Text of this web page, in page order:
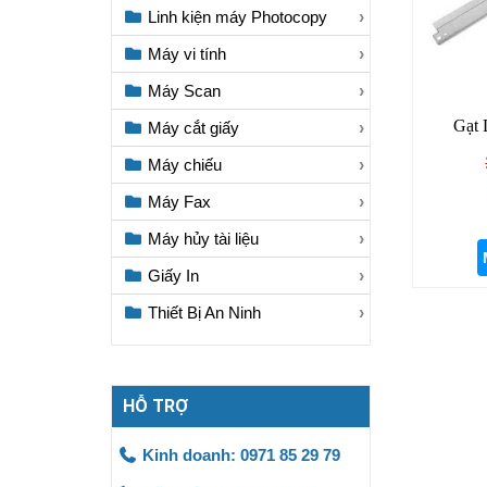
Gạt
Linh kiện máy Photocopy
Máy vi tính
Máy Scan
Máy cắt giấy
Máy chiếu
Máy Fax
Máy hủy tài liệu
Giấy In
Thiết Bị An Ninh
HỖ TRỢ
Kinh doanh: 0971 85 29 79